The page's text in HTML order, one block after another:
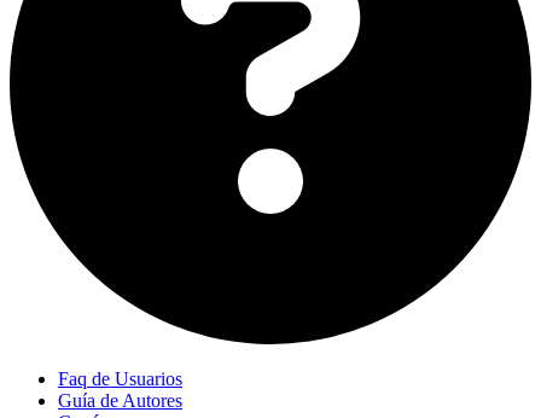
Faq de Usuarios
Guía de Autores